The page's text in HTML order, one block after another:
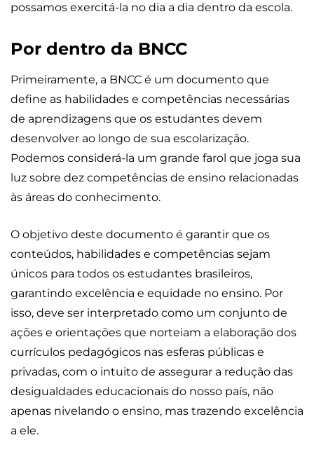
possamos exercitá-la no dia a dia dentro da escola.
Por dentro da BNCC
Primeiramente, a BNCC é um documento que
define as habilidades e competências necessárias
de aprendizagens que os estudantes devem
desenvolver ao longo de sua escolarização.
Podemos considerá-la um grande farol que joga sua
luz sobre dez competências de ensino relacionadas
às áreas do conhecimento.
O objetivo deste documento é garantir que os
conteúdos, habilidades e competências sejam
únicos para todos os estudantes brasileiros,
garantindo excelência e equidade no ensino. Por
isso, deve ser interpretado como um conjunto de
ações e orientações que norteiam a elaboração dos
currículos pedagógicos nas esferas públicas e
privadas, com o intuito de assegurar a redução das
desigualdades educacionais do nosso país, não
apenas nivelando o ensino, mas trazendo excelência
a ele.